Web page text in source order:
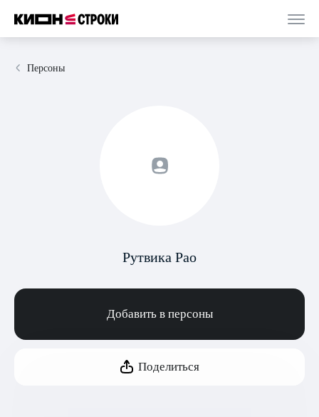
Персоны
Рутвика Рао
Добавить в персоны
Поделиться